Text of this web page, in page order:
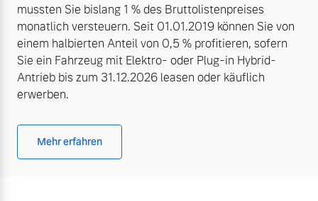
mussten Sie bislang 1 % des Bruttolistenpreises
monatlich versteuern. Seit 01.01.2019 können Sie von
einem halbierten Anteil von 0,5 % profitieren, sofern
Sie ein Fahrzeug mit Elektro- oder Plug-in Hybrid-
Antrieb bis zum 31.12.2026 leasen oder käuflich
erwerben.
Mehr erfahren